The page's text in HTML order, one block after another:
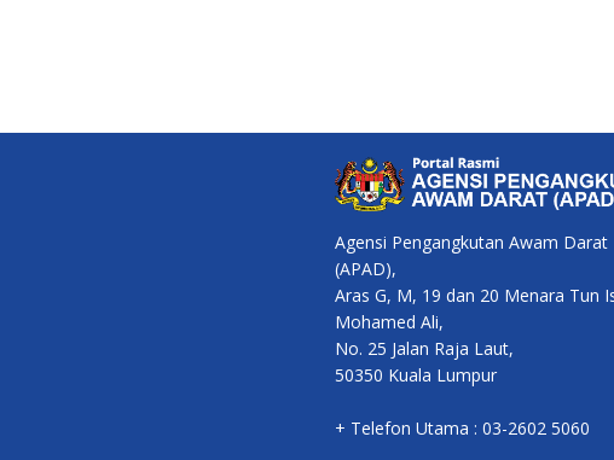
Agensi Pengangkutan Awam Darat
(APAD),
Aras G, M, 19 dan 20 Menara Tun
Mohamed Ali,
No. 25 Jalan Raja Laut,
50350 Kuala Lumpur
+ Telefon Utama : 03-2602 5060